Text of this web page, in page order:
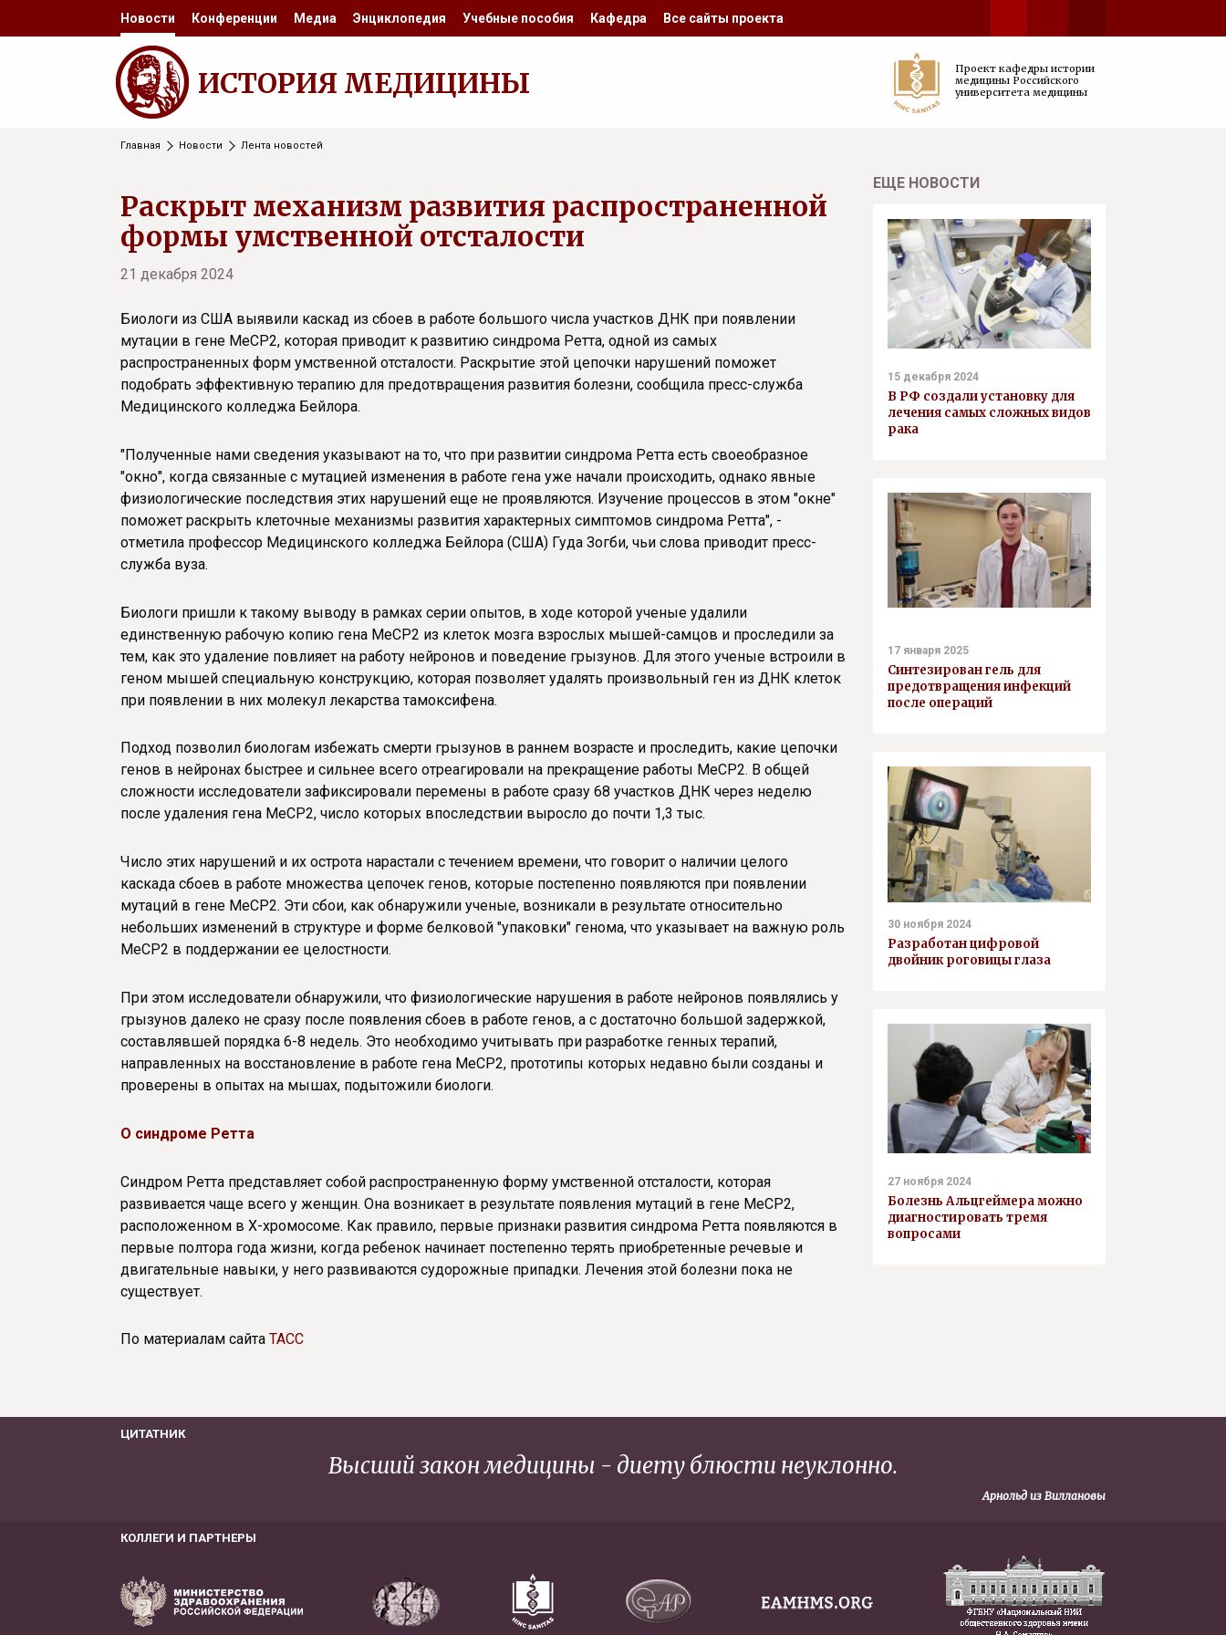
Новости Конференции Медиа Энциклопедия Учебные пособия Кафедра Все сайты проекта
ИСТОРИЯ МЕДИЦИНЫ
Проект кафедры истории
медицины Российского
университета медицины
Главная Новости Лента новостей
Раскрыт механизм развития распространенной
формы умственной отсталости
21 декабря 2024
Биологи из США выявили каскад из сбоев в работе большого числа участков ДНК при появлении
мутации в гене MeCP2, которая приводит к развитию синдрома Ретта, одной из самых
распространенных форм умственной отсталости. Раскрытие этой цепочки нарушений поможет
подобрать эффективную терапию для предотвращения развития болезни, сообщила пресс-служба
Медицинского колледжа Бейлора.
"Полученные нами сведения указывают на то, что при развитии синдрома Ретта есть своеобразное
"окно", когда связанные с мутацией изменения в работе гена уже начали происходить, однако явные
физиологические последствия этих нарушений еще не проявляются. Изучение процессов в этом "окне"
поможет раскрыть клеточные механизмы развития характерных симптомов синдрома Ретта", -
отметила профессор Медицинского колледжа Бейлора (США) Гуда Зогби, чьи слова приводит пресс-
служба вуза.
Биологи пришли к такому выводу в рамках серии опытов, в ходе которой ученые удалили
единственную рабочую копию гена MeCP2 из клеток мозга взрослых мышей-самцов и проследили за
тем, как это удаление повлияет на работу нейронов и поведение грызунов. Для этого ученые встроили в
геном мышей специальную конструкцию, которая позволяет удалять произвольный ген из ДНК клеток
при появлении в них молекул лекарства тамоксифена.
Подход позволил биологам избежать смерти грызунов в раннем возрасте и проследить, какие цепочки
генов в нейронах быстрее и сильнее всего отреагировали на прекращение работы MeCP2. В общей
сложности исследователи зафиксировали перемены в работе сразу 68 участков ДНК через неделю
после удаления гена MeCP2, число которых впоследствии выросло до почти 1,3 тыс.
Число этих нарушений и их острота нарастали с течением времени, что говорит о наличии целого
каскада сбоев в работе множества цепочек генов, которые постепенно появляются при появлении
мутаций в гене MeCP2. Эти сбои, как обнаружили ученые, возникали в результате относительно
небольших изменений в структуре и форме белковой "упаковки" генома, что указывает на важную роль
MeCP2 в поддержании ее целостности.
При этом исследователи обнаружили, что физиологические нарушения в работе нейронов появлялись у
грызунов далеко не сразу после появления сбоев в работе генов, а с достаточно большой задержкой,
составлявшей порядка 6-8 недель. Это необходимо учитывать при разработке генных терапий,
направленных на восстановление в работе гена MeCP2, прототипы которых недавно были созданы и
проверены в опытах на мышах, подытожили биологи.
О синдроме Ретта
Синдром Ретта представляет собой распространенную форму умственной отсталости, которая
развивается чаще всего у женщин. Она возникает в результате появления мутаций в гене MeCP2,
расположенном в Х-хромосоме. Как правило, первые признаки развития синдрома Ретта появляются в
первые полтора года жизни, когда ребенок начинает постепенно терять приобретенные речевые и
двигательные навыки, у него развиваются судорожные припадки. Лечения этой болезни пока не
существует.
По материалам сайта ТАСС
ЕЩЕ НОВОСТИ
15 декабря 2024
В РФ создали установку для
лечения самых сложных видов
рака
17 января 2025
Синтезирован гель для
предотвращения инфекций
после операций
30 ноября 2024
Разработан цифровой
двойник роговицы глаза
27 ноября 2024
Болезнь Альцгеймера можно
диагностировать тремя
вопросами
ЦИТАТНИК
Высший закон медицины - диету блюсти неуклонно.
Арнольд из Виллановы
КОЛЛЕГИ И ПАРТНЕРЫ